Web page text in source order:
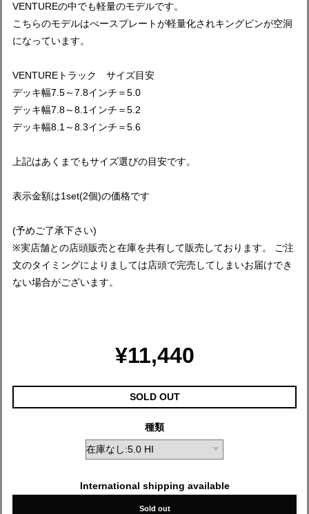
VENTUREの中でも軽量のモデルです。
こちらのモデルはべースプレートが軽量化されキングピンが空洞
になっています。
VENTUREトラック サイズ目安
デッキ幅7.5～7.8インチ＝5.0
デッキ幅7.8～8.1インチ＝5.2
デッキ幅8.1～8.3インチ＝5.6
上記はあくまでもサイズ選びの目安です。
表示金額は1set(2個)の価格です
(予めご了承下さい)
※実店舗との店頭販売と在庫を共有して販売しております。 ご注
文のタイミングによりましては店頭で完売してしまいお届けでき
ない場合がございます。
¥11,440
SOLD OUT
種類
International shipping available
Sold out